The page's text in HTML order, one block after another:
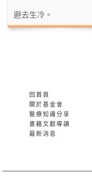
避去生冷。
回首頁
關於基金會
醫療知識分享
書籍文獻導讀
最新消息